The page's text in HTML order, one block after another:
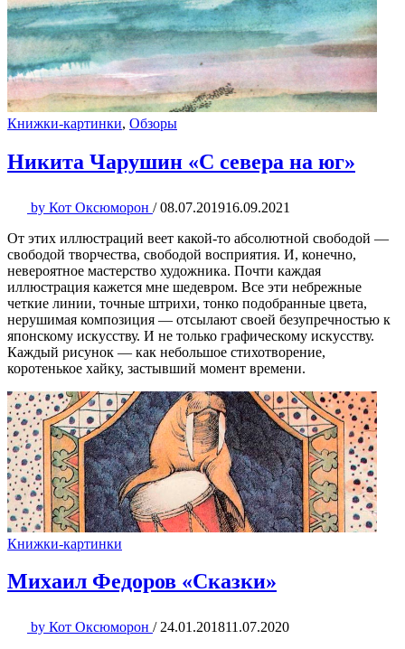
Книжки-картинки, Обзоры
Никита Чарушин «С севера на юг»
by Кот Оксюморон / 08.07.201916.09.2021
От этих иллюстраций веет какой-то абсолютной свободой —
свободой творчества, свободой восприятия. И, конечно,
невероятное мастерство художника. Почти каждая
иллюстрация кажется мне шедевром. Все эти небрежные
четкие линии, точные штрихи, тонко подобранные цвета,
нерушимая композиция — отсылают своей безупречностью к
японскому искусству. И не только графическому искусству.
Каждый рисунок — как небольшое стихотворение,
коротенькое хайку, застывший момент времени.
Книжки-картинки
Михаил Федоров «Сказки»
by Кот Оксюморон / 24.01.201811.07.2020